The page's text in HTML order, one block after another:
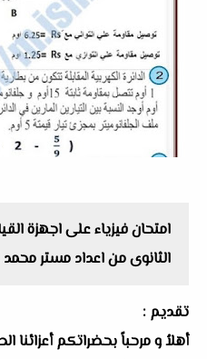
امتحان فيزياء على اجهزة
الثانوى من اعداد مستر
تقديم :
أهلاُ و مرحباً بحضراتكم أعزائنا